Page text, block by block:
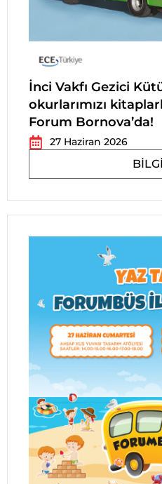
İnci Vakfı Gezici
okurlarımızı
Forum Bornova’da!
27 Haziran 2026